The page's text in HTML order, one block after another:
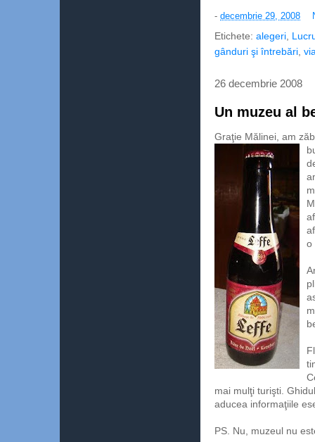
- decembrie 29, 2008
Etichete: alegeri
gânduri şi întrebări
26 decembrie 2008
Un muzeu al
Graţie Mălinei, am
o
mai mulţi turişti.
aducea informaţiile
PS. Nu, muzeul nu